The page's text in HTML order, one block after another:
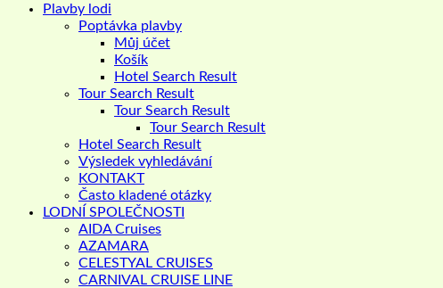
Plavby lodi
Poptávka plavby
Můj účet
Košík
Hotel Search Result
Tour Search Result
Tour Search Result
Tour Search Result
Hotel Search Result
Výsledek vyhledávání
KONTAKT
Často kladené otázky
LODNÍ SPOLEČNOSTI
AIDA Cruises
AZAMARA
CELESTYAL CRUISES
CARNIVAL CRUISE LINE